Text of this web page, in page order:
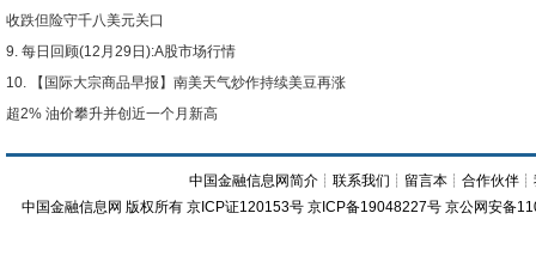
收跌但险守千八美元关口
每日回顾(12月29日):A股市场行情
【国际大宗商品早报】南美天气炒作持续美豆再涨
超2% 油价攀升并创近一个月新高
中国金融信息网简介 ┊联系我们 ┊ 留言本 ┊合作伙伴 ┊
中国金融信息网 版权所有 京ICP证120153号 京ICP备19048227号 京公网安备